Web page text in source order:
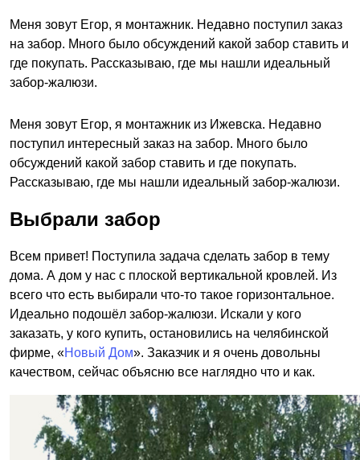
Меня зовут Егор, я монтажник. Недавно поступил заказ
на забор. Много было обсуждений какой забор ставить и
где покупать. Рассказываю, где мы нашли идеальный
забор-жалюзи.
Меня зовут Егор, я монтажник из Ижевска. Недавно
поступил интересный заказ на забор. Много было
обсуждений какой забор ставить и где покупать.
Рассказываю, где мы нашли идеальный забор-жалюзи.
Выбрали забор
Всем привет! Поступила задача сделать забор в тему
дома. А дом у нас с плоской вертикальной кровлей. Из
всего что есть выбирали что-то такое горизонтальное.
Идеально подошёл забор-жалюзи. Искали у кого
заказать, у кого купить, остановились на челябинской
фирме, «Новый Дом». Заказчик и я очень довольны
качеством, сейчас объясню все наглядно что и как.